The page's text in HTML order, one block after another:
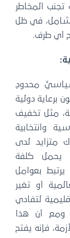
تجنب المخاطر
الشامل، في ظل
أي طرف.
سياسيٍّ محدودٍ
برعاية دولية
مثل تخفيف
وانتخابية
متزايد لدى
يحمل كلفة
يرتبط بعوامل
أو تغير
لتفادي
ومع أن هذا
فإنه يفتح